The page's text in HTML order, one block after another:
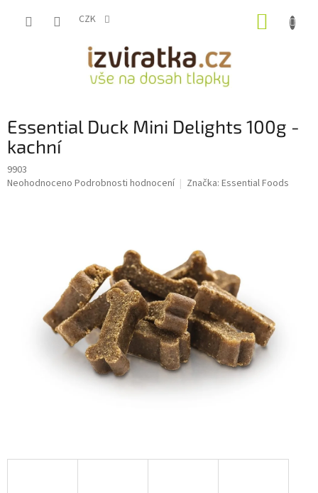
CZK
Essential Duck Mini Delights 100g -
kachní
9903
Průměrné
Neohodnoceno Podrobnosti hodnocení Značka: Essential Foods